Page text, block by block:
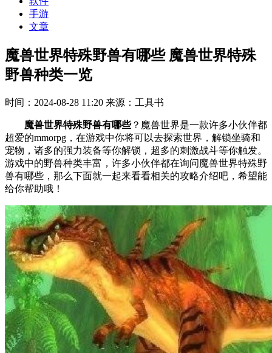
手游
文章
魔兽世界特殊野兽有哪些 魔兽世界特殊
野兽种类一览
时间：2024-08-28 11:20 来源：工具书
魔兽世界特殊野兽有哪些？魔兽世界是一款许多小伙伴都
超爱的mmorpg，在游戏中你将可以去探索世界，解锁坐骑和
宠物，诸多的强力装备等你解锁，超多的刺激战斗等你触发。
游戏中的野兽种类丰富，许多小伙伴都在询问魔兽世界特殊野
兽有哪些，那么下面就一起来看看相关的攻略介绍吧，希望能
给你帮助哦！